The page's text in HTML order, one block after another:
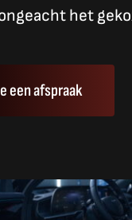
het
een afspraak